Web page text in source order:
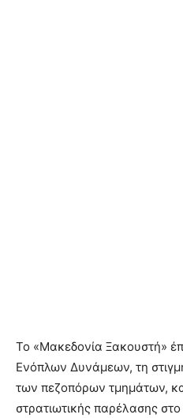
Το «Μακεδονία Ξακουστή»
Ενόπλων Δυνάμεων, τη
των πεζοπόρων τμημάτων,
στρατιωτικής παρέλασης